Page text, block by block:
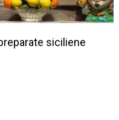
siciliene